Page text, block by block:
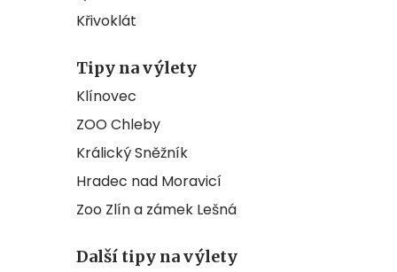
Křivoklát
Tipy na výlety
Klínovec
ZOO Chleby
Králický Sněžník
Hradec nad Moravicí
Zoo Zlín a zámek Lešná
Další tipy na výlety